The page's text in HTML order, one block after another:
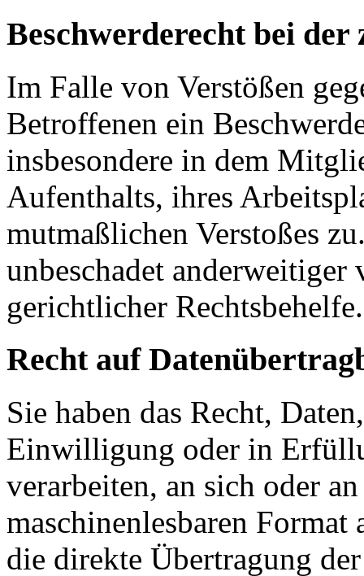
Beschwerde­recht bei
Im Falle von Verstößen
Betroffenen ein
insbesondere in dem
Aufenthalts, ihres
mutmaßlichen Verstoßes
unbeschadet
gerichtlicher Rechtsbehelfe.
Recht auf
Sie haben das Recht,
Einwilligung oder in
verarbeiten, an sich oder
maschinenlesbaren Format
die direkte Übertragung